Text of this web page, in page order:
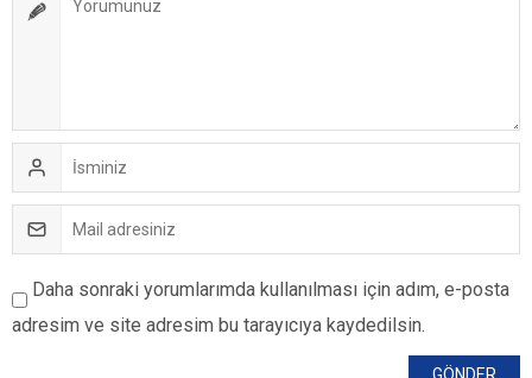
Daha sonraki yorumlarımda kullanılması için adım, e-posta
adresim ve site adresim bu tarayıcıya kaydedilsin.